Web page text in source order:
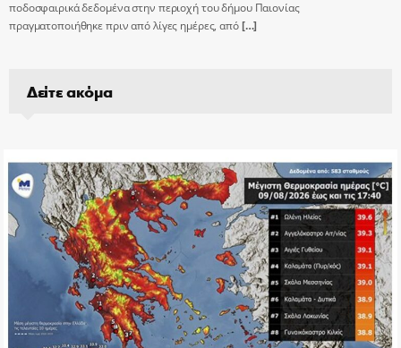
ποδοσφαιρικά δεδομένα στην περιοχή του δήμου Παιονίας
πραγματοποιήθηκε πριν από λίγες ημέρες, από[…]
Δείτε ακόμα